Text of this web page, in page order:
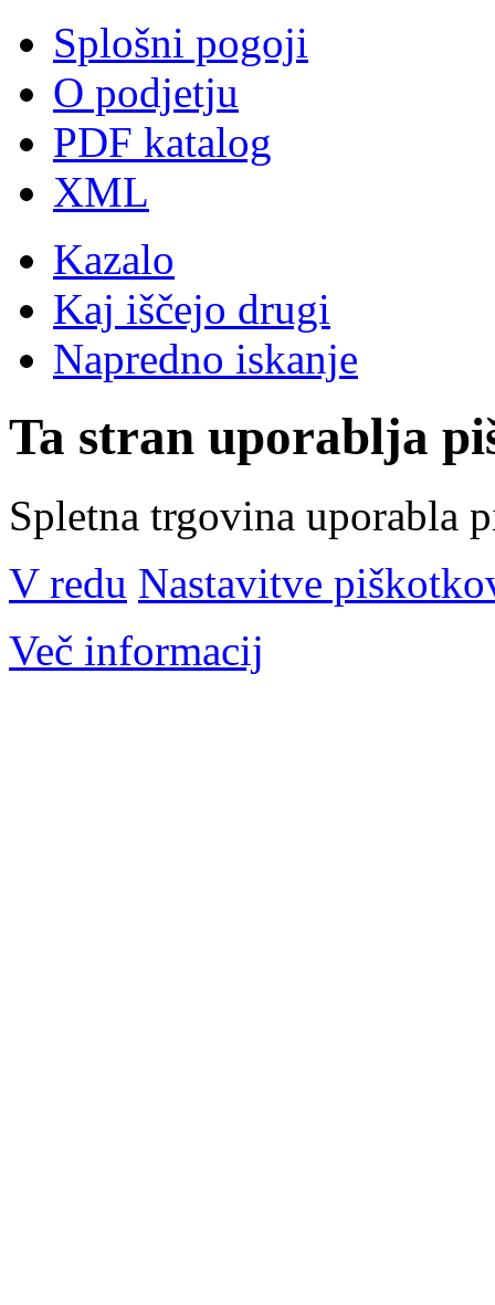
Splošni pogoji
O podjetju
PDF katalog
XML
Kazalo
Kaj iščejo drugi
Napredno iskanje
Ta stran uporablja
Spletna trgovina uporabla
V redu Nastavitve
Več informacij